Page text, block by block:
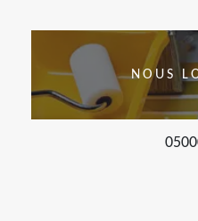
NOUS